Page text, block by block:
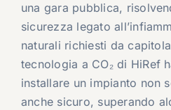
una gara pubblica,
sicurezza legato
naturali richiesti da
tecnologia a CO₂ di HiRef
installare un impianto non
anche sicuro, superando